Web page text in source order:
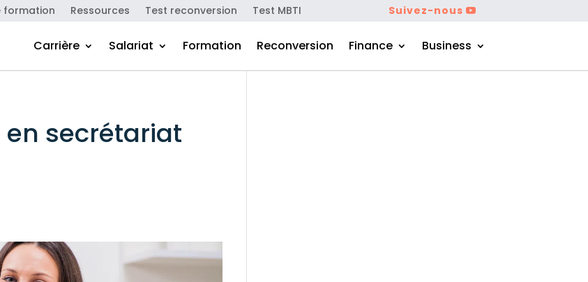
formation Ressources Test reconversion Test MBTI Suivez-nous
Carrière Salariat Formation Reconversion Finance Business
secrétariat